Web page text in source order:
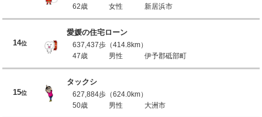
62歳
女性 新居浜市
14位
愛媛の住宅ローン
637,437歩（414.8km）
47歳
男性 伊予郡砥部町
15位
タックシ
627,884歩（624.0km）
50歳
男性 大洲市